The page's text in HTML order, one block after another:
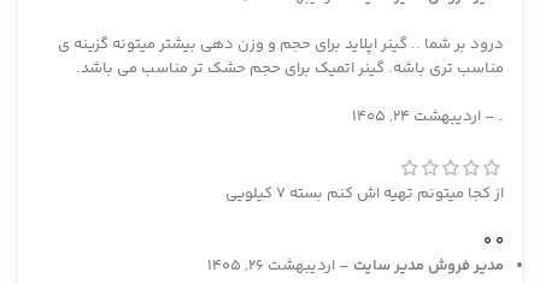
درود بر شما .. گینر اپلاید برای حجم و وزن دهی بیشتر میتونه گزینه ی
مناسب تری باشه. گینر اتمیک برای حجم حشک تر مناسب می باشد.
.
– اردیبهشت 24, 1405
از کجا میتونم تهیه اش کنم بسته 7 کیلویی
0
0
مدیر فروش مدیر سایت – اردیبهشت 26, 1405